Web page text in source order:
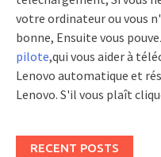
votre ordinateur ou vous
bonne, Ensuite vous
pilote,qui vous aider à
Lenovo automatique et
Lenovo. S'il vous plaît
RECENT POSTS